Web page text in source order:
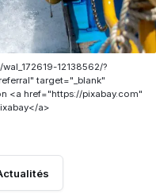
12138562/?
target="_blank"
<a href="https://pixabay.com"
a>